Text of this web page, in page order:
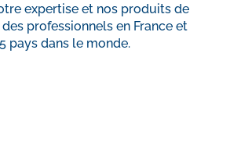
expertise et nos produits de
professionnels en France et
pays dans le monde.